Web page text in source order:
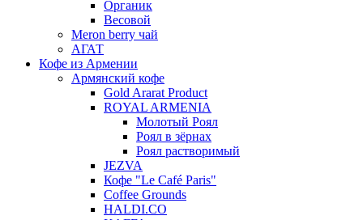
Органик
Весовой
Meron berry чай
АГАТ
Кофе из Армении
Армянский кофе
Gold Ararat Product
ROYAL ARMENIA
Молотый Роял
Роял в зёрнах
Роял растворимый
JEZVA
Кофе "Le Café Paris"
Coffee Grounds
HALDI.CO